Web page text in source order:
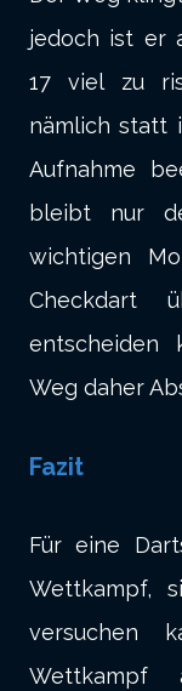
jedoch ist er
17 viel zu
nämlich statt
Aufnahme
bleibt nur
wichtigen
Checkdart
entscheiden
Weg daher
Fazit
Für eine
Wettkampf,
versuchen